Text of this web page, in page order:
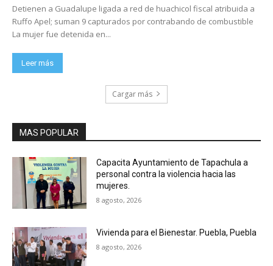
Detienen a Guadalupe ligada a red de huachicol fiscal atribuida a
Ruffo Apel; suman 9 capturados por contrabando de combustible
La mujer fue detenida en...
Leer más
Cargar más
MAS POPULAR
Capacita Ayuntamiento de Tapachula a
personal contra la violencia hacia las
mujeres.
8 agosto, 2026
Vivienda para el Bienestar. Puebla, Puebla
8 agosto, 2026